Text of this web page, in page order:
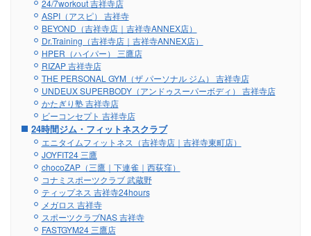
24/7workout 吉祥寺店
ASPI（アスピ） 吉祥寺
BEYOND（吉祥寺店｜吉祥寺ANNEX店）
Dr.Training（吉祥寺店｜吉祥寺ANNEX店）
HPER（ハイパー） 三鷹店
RIZAP 吉祥寺店
THE PERSONAL GYM（ザ パーソナル ジム） 吉祥寺店
UNDEUX SUPERBODY（アンドゥスーパーボディ） 吉祥寺店
かたぎり塾 吉祥寺店
ビーコンセプト 吉祥寺店
24時間ジム・フィットネスクラブ
エニタイムフィットネス（吉祥寺店｜吉祥寺東町店）
JOYFIT24 三鷹
chocoZAP（三鷹｜下連雀｜西荻窪）
コナミスポーツクラブ 武蔵野
ティップネス 吉祥寺24hours
メガロス 吉祥寺
スポーツクラブNAS 吉祥寺
FASTGYM24 三鷹店